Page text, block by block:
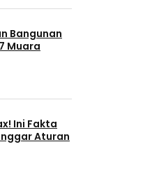
Bangunan
Muara
Ini Fakta
Aturan